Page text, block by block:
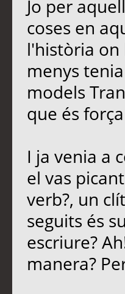
Jo per
coses en
l'història on
menys
models
que és
I ja venia a
el vas
verb?, un
seguits és
escriure?
manera?